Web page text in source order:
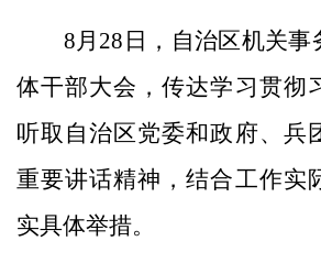
8月28日，自治区机关事
体干部大会，传达学习贯彻
听取自治区党委和政府、兵
重要讲话精神，结合工作实
实具体举措。